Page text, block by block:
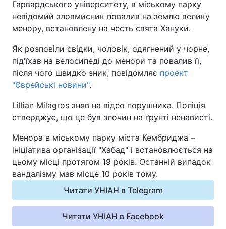
Київ Львів
Дніпро Харків
Одеса
Спорт Наука
Техно і зв'язок Лайт
Зброя Інциденти
Туризм
Погода
Гарвардського університету, в міському парку
невідомий зловмисник повалив на землю велику
менору, встановлену на честь свята Хануки.
Як розповіли свідки, чоловік, одягнений у чорне,
під'їхав на велосипеді до менори та повалив її,
після чого швидко зник, повідомляє проект
"Єврейські новини".
Lillian Milagros зняв на відео порушника. Поліція
стверджує, що це був злочин на ґрунті ненависті.
Менора в міському парку міста Кембриджа –
ініціатива організації "Хабад" і встановлюється на
цьому місці протягом 19 років. Останній випадок
вандалізму мав місце 10 років тому.
Читати УНІАН в Telegram
Читати УНІАН в Facebook